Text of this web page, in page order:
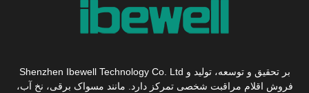
Shenzhen Ibewell Technology Co. Ltd بر تحقیق و توسعه، تولید و
فروش اقلام مراقبت شخصی تمرکز دارد. مانند مسواک برقی، نخ آب،